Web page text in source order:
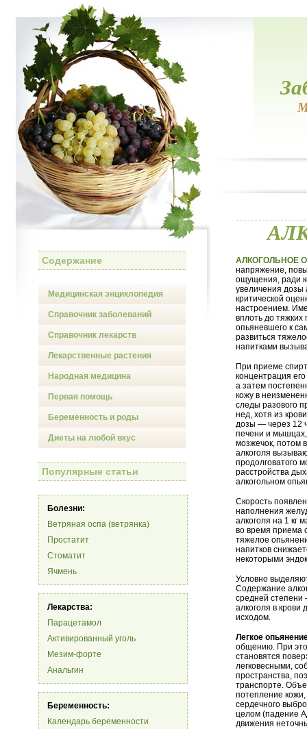
Содержание
Медицинская энциклопедия
Справочник заболеваний
Справочник лекарств
Лекарственные растения
Народная медицина
Первая помощь
Беременность и роды
Диеты на любой вкус
Популярные статьи
Болезни:
Ветряная оспа (ветрянка)
Простатит
Стоматит
Ячмень
Лекарства:
Парацетамол
Активированный уголь
Мезим-форте
Анальгин
Беременность:
Календарь беременности
АЛКОГОЛЬНОЕ
напряжение,
ощущения, ради
увеличения дозы
критической
настроением.
вплоть до тяжких
опьяневшего к
развиться
напитками
При приеме
концентрация
а затем
кожу в
следы разового
нед, хотя из
дозы — через 12
печени и
мозжечок, потом
алкоголя
продолговатого
расстройства
алкогольном
Скорость
наполнения
алкоголя на 1 кг
во время приема
тяжелое
напитков
некоторыми
Условно
Содержание
средней
алкоголя в
исходом.
Легкое
общению. При
становятся
легковесными,
пространства,
транспорте.
потепление
сердечного
целом (падение
движения